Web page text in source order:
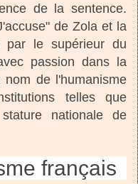
de la sentence.
de Zola et la
par le supérieur du
passion dans la
de l'humanisme
telles que
nationale de
français